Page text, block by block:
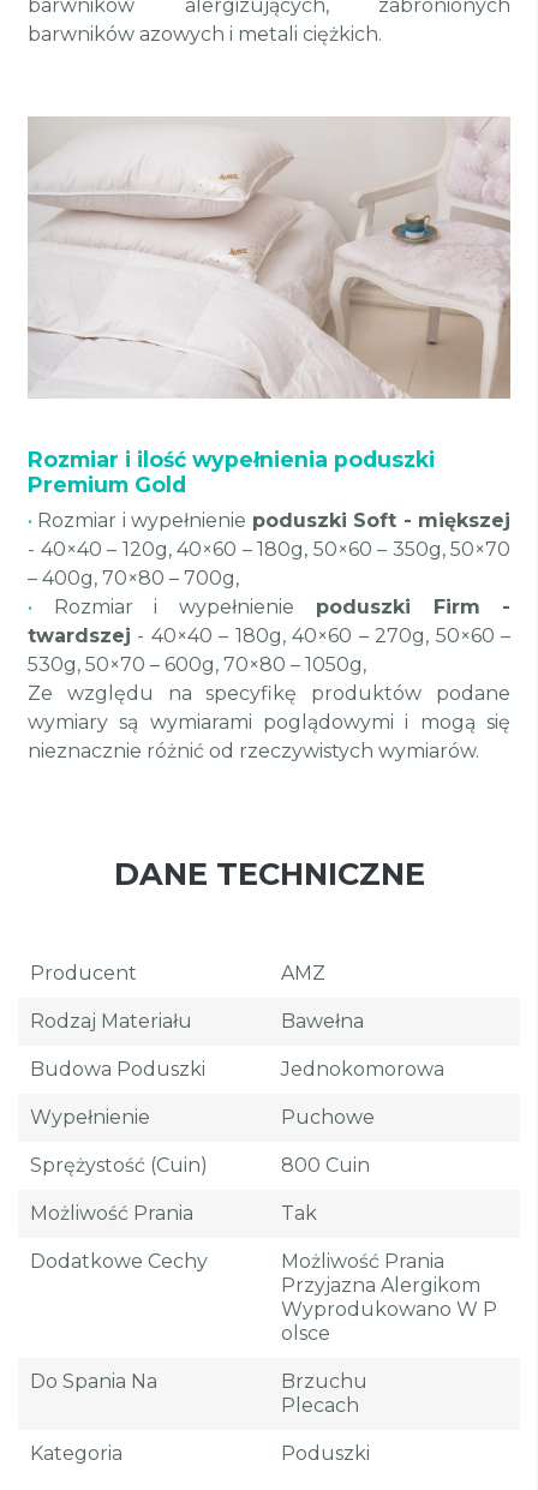
barwników alergizujących, zabronionych
barwników azowych i metali ciężkich.
Rozmiar i ilość wypełnienia poduszki
Premium Gold
• Rozmiar i wypełnienie poduszki Soft - miększej
- 40×40 – 120g, 40×60 – 180g, 50×60 – 350g, 50×70
– 400g, 70×80 – 700g,
• Rozmiar i wypełnienie poduszki Firm -
twardszej - 40×40 – 180g, 40×60 – 270g, 50×60 –
530g, 50×70 – 600g, 70×80 – 1050g,
Ze względu na specyfikę produktów podane
wymiary są wymiarami poglądowymi i mogą się
nieznacznie różnić od rzeczywistych wymiarów.
DANE TECHNICZNE
Producent AMZ
Rodzaj Materiału Bawełna
Budowa Poduszki Jednokomorowa
Wypełnienie Puchowe
Sprężystość (cuin) 800 Cuin
Możliwość Prania Tak
Dodatkowe Cechy
Możliwość Prania
Przyjazna Alergikom
Wyprodukowano W P
Olsce
Do Spania Na
Brzuchu
Plecach
Kategoria Poduszki